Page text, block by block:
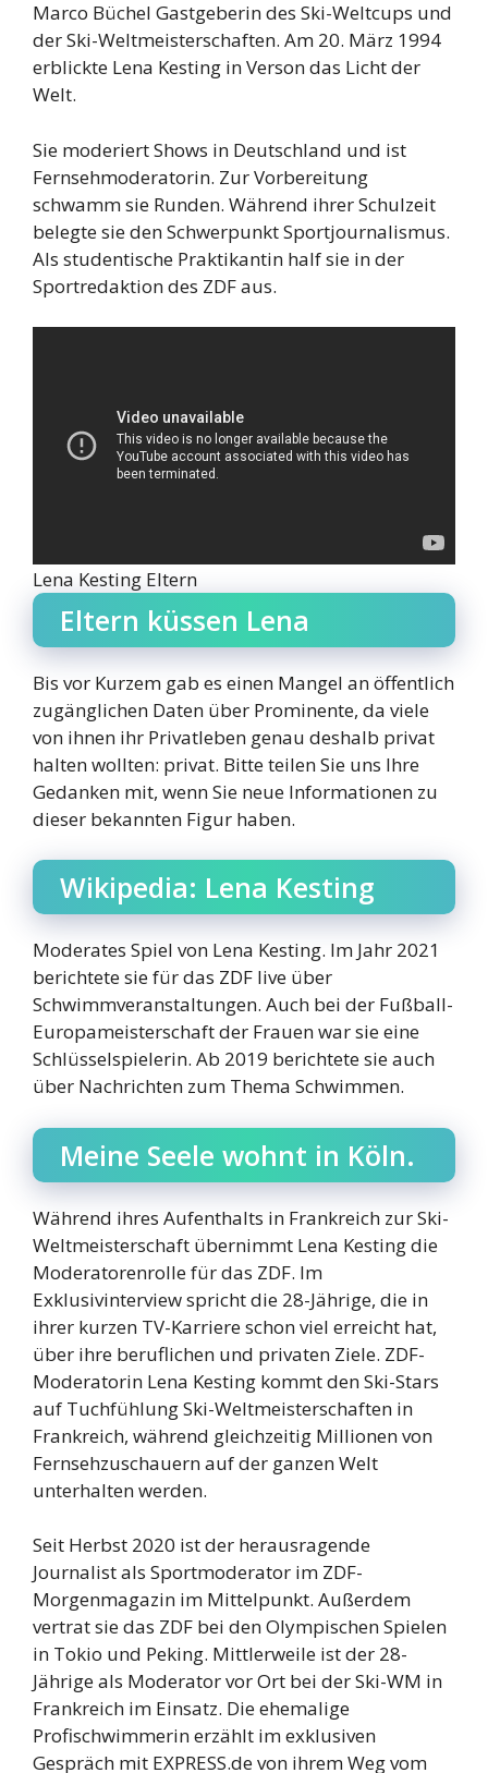
Marco Büchel Gastgeberin des Ski-Weltcups und
der Ski-Weltmeisterschaften. Am 20. März 1994
erblickte Lena Kesting in Verson das Licht der
Welt.
Sie moderiert Shows in Deutschland und ist
Fernsehmoderatorin. Zur Vorbereitung
schwamm sie Runden. Während ihrer Schulzeit
belegte sie den Schwerpunkt Sportjournalismus.
Als studentische Praktikantin half sie in der
Sportredaktion des ZDF aus.
Lena Kesting Eltern
Eltern küssen Lena
Bis vor Kurzem gab es einen Mangel an öffentlich
zugänglichen Daten über Prominente, da viele
von ihnen ihr Privatleben genau deshalb privat
halten wollten: privat. Bitte teilen Sie uns Ihre
Gedanken mit, wenn Sie neue Informationen zu
dieser bekannten Figur haben.
Wikipedia: Lena Kesting
Moderates Spiel von Lena Kesting. Im Jahr 2021
berichtete sie für das ZDF live über
Schwimmveranstaltungen. Auch bei der Fußball-
Europameisterschaft der Frauen war sie eine
Schlüsselspielerin. Ab 2019 berichtete sie auch
über Nachrichten zum Thema Schwimmen.
Meine Seele wohnt in Köln.
Während ihres Aufenthalts in Frankreich zur Ski-
Weltmeisterschaft übernimmt Lena Kesting die
Moderatorenrolle für das ZDF. Im
Exklusivinterview spricht die 28-Jährige, die in
ihrer kurzen TV-Karriere schon viel erreicht hat,
über ihre beruflichen und privaten Ziele. ZDF-
Moderatorin Lena Kesting kommt den Ski-Stars
auf Tuchfühlung Ski-Weltmeisterschaften in
Frankreich, während gleichzeitig Millionen von
Fernsehzuschauern auf der ganzen Welt
unterhalten werden.
Seit Herbst 2020 ist der herausragende
Journalist als Sportmoderator im ZDF-
Morgenmagazin im Mittelpunkt. Außerdem
vertrat sie das ZDF bei den Olympischen Spielen
in Tokio und Peking. Mittlerweile ist der 28-
Jährige als Moderator vor Ort bei der Ski-WM in
Frankreich im Einsatz. Die ehemalige
Profischwimmerin erzählt im exklusiven
Gespräch mit EXPRESS.de von ihrem Weg vom